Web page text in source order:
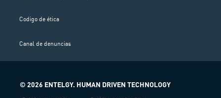
Codigo de ética
Canal de denuncias
© 2026 ENTELGY. HUMAN DRIVEN TECHNOLOGY